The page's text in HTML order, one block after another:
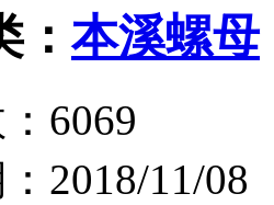
：本溪螺母
6069
2018/11/08